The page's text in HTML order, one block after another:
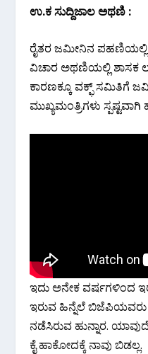
ಉ.ಕ‌ ಸುದ್ದಿಜಾಲ ಅಥಣಿ :
ರೈತರ ಜಮೀನಿನ ಪಹಣಿಯಲ್ಲಿ
ವಿಚಾರ ಅಥಣಿಯಲ್ಲಿ ಶಾಸಕ
ಕಾರಣಕ್ಕೂ ವಕ್ಫ್ ಸಮಿತಿಗೆ
ಮುಖ್ಯಮಂತ್ರಿಗಳು ಸ್ಪಷ್ಟವಾಗಿ
ಇದು ಅನೇಕ ವರ್ಷಗಳಿಂದ
ಇರುವ ಹಿನ್ನೆಲೆ
ನಡೆಸಿರುವ ಹುನ್ನಾರ.
ಕೈ ಹಾಕೋದಕ್ಕೆ ನಾವು ಬಿಡಲ್ಲ.